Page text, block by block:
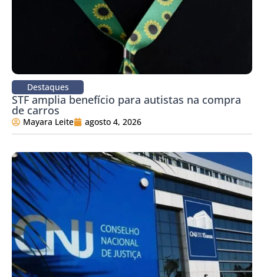
Destaques
STF amplia benefício para autistas na compra
de carros
Mayara Leite agosto 4, 2026